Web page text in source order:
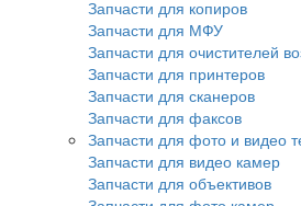
Запчасти для копиров
Запчасти для МФУ
Запчасти для очистителей
Запчасти для принтеров
Запчасти для сканеров
Запчасти для факсов
Запчасти для фото и видео
Запчасти для видео камер
Запчасти для объективов